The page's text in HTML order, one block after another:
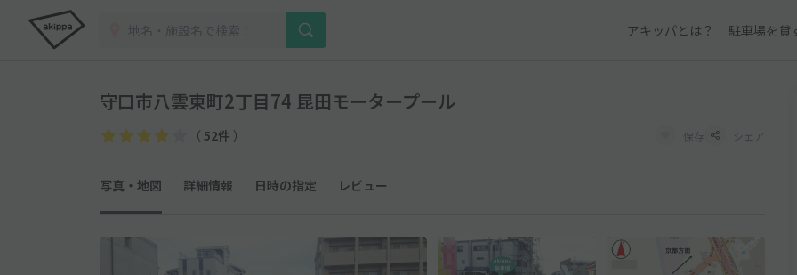
アキッパとは？ 駐車場を貸
守口市八雲東町2丁目74 昆田モータープール
（ 52件 ） 保存 シェア
写真・地図 詳細情報 日時の指定 レビュー